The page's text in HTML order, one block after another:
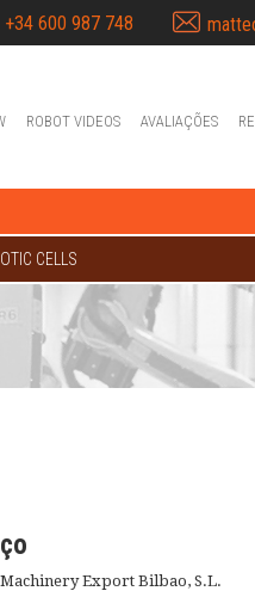
+34 600 987 748
ROBOT VIDEOS AVALIAÇÕES
CELLS
Export Bilbao, S.L.